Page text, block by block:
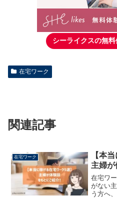
シーライクスの無
在宅ワーク
関連記事
在宅ワーク
【本
主婦が
在宅ワ
がない
う方へ